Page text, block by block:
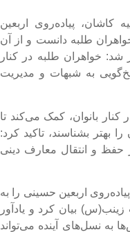
کاشان، پیاده‌روی اربعین
طلبه دانست و از آن
شد: خواهران طلبه در کنار
به شبهات و مدیریت
بانوان، کمک می‌کند تا
بشناسند، تاکید کرد:
حفظ و انتقال معارف دینی
اربعین حسینی را به
بیان کرد و یادآور
نسل‌های آینده می‌تواند